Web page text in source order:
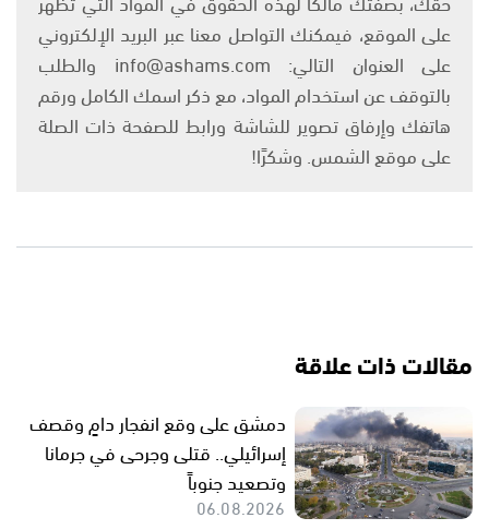
على الموقع، فيمكنك التواصل معنا عبر البريد الإلكتروني
على العنوان التالي: info@ashams.com والطلب
بالتوقف عن استخدام المواد، مع ذكر اسمك الكامل ورقم
هاتفك وإرفاق تصوير للشاشة ورابط للصفحة ذات الصلة
على موقع الشمس. وشكرًا!
مقالات ذات علاقة
دمشق على وقع انفجار دامٍ وقصف
إسرائيلي.. قتلى وجرحى في جرمانا
وتصعيد جنوباً
06.08.2026